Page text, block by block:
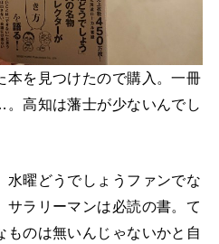
本を見つけたので購入。一冊
高知は藩士が少ないんでし
水曜どうでしょうファンでな
サラリーマンは必読の書。て
ものは無いんじゃないかと自